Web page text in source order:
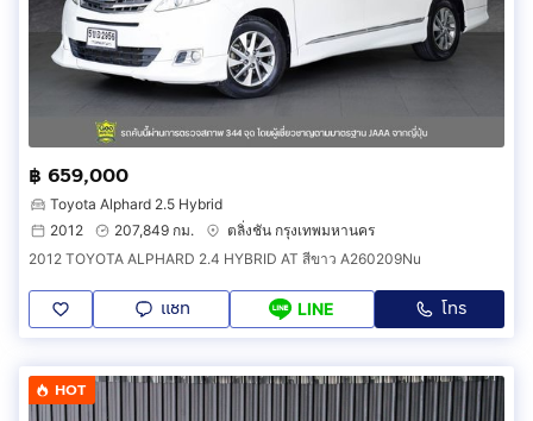
฿ 659,000
Toyota Alphard 2.5 Hybrid
2012
207,849 กม.
ตลิ่งชัน กรุงเทพมหานคร
2012 TOYOTA ALPHARD 2.4 HYBRID AT สีขาว A260209Nu
แชท LINE โทร
HOT